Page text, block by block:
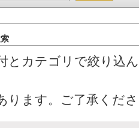
とカテゴリで絞り込
ります。ご了承くだ